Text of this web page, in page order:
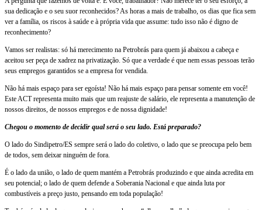
sua dedicação e o seu suor reconhecidos? As horas a mais de trabalho, os dias que fica sem
ver a família, os riscos à saúde e à própria vida que assume: tudo isso não é digno de
reconhecimento?
Vamos ser realistas: só há merecimento na Petrobrás para quem já abaixou a cabeça e
aceitou ser peça de xadrez na privatização. Só que a verdade é que nem essas pessoas terão
seus empregos garantidos se a empresa for vendida.
Não há mais espaço para ser egoísta! Não há mais espaço para pensar somente em você!
Este ACT representa muito mais que um reajuste de salário, ele representa a manutenção de
nossos direitos, de nossos empregos e de nossa dignidade!
Chegou o momento de decidir qual será o seu lado. Está preparado?
O lado do Sindipetro/ES sempre será o lado do coletivo, o lado que se preocupa pelo bem
de todos, sem deixar ninguém de fora.
É o lado da união, o lado de quem mantém a Petrobrás produzindo e que ainda acredita em
seu potencial; o lado de quem defende a Soberania Nacional e que ainda luta por
combustíveis a preço justo, pensando em toda população!